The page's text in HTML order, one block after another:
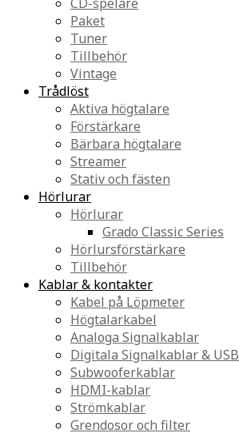
Paket
Tuner
Tillbehör
Vintage
Trådlöst
Aktiva högtalare
Förstärkare
Bärbara högtalare
Streamer
Stativ och fästen
Hörlurar
Hörlurar
Grado Classic Series
Hörlursförstärkare
Tillbehör
Kablar & kontakter
Kabel på Löpmeter
Högtalarkabel
Analoga Signalkablar
Digitala Signalkablar & USB
Subwooferkablar
HDMI-kablar
Strömkablar
Grendosor och filter